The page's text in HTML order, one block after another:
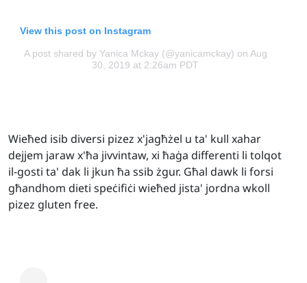
View this post on Instagram
A post shared by Yanica Mckay (@yanicamckay) on Aug
30, 2019 at 2:26am PDT
Wieħed isib diversi pizez x'jagħżel u ta' kull xahar
dejjem jaraw x'ħa jivvintaw, xi ħaġa differenti li tolqot
il-gosti ta' dak li jkun ħa ssib żgur. Għal dawk li forsi
għandhom dieti speċifiċi wieħed jista' jordna wkoll
pizez gluten free.